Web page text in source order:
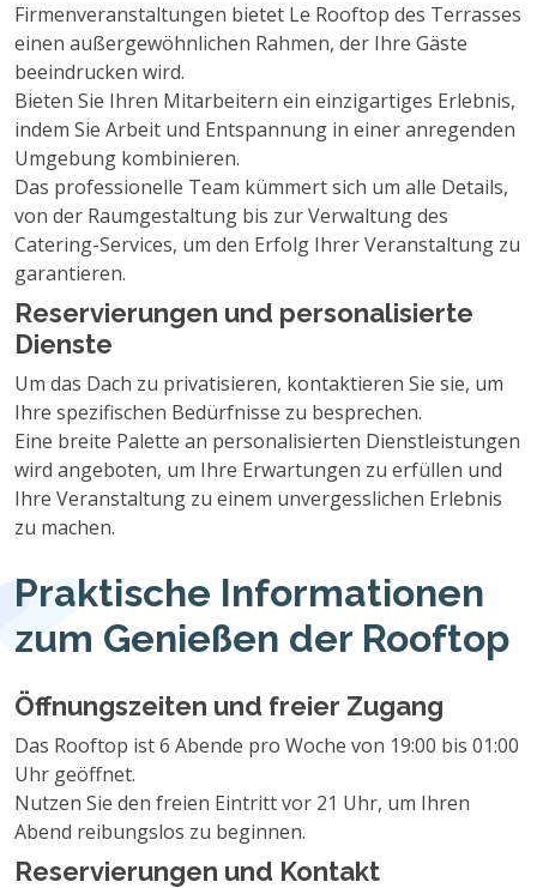
Firmenveranstaltungen bietet Le Rooftop des Terrasses
einen außergewöhnlichen Rahmen, der Ihre Gäste
beeindrucken wird.
Bieten Sie Ihren Mitarbeitern ein einzigartiges Erlebnis,
indem Sie Arbeit und Entspannung in einer anregenden
Umgebung kombinieren.
Das professionelle Team kümmert sich um alle Details,
von der Raumgestaltung bis zur Verwaltung des
Catering-Services, um den Erfolg Ihrer Veranstaltung zu
garantieren.
Reservierungen und personalisierte
Dienste
Um das Dach zu privatisieren, kontaktieren Sie sie, um
Ihre spezifischen Bedürfnisse zu besprechen.
Eine breite Palette an personalisierten Dienstleistungen
wird angeboten, um Ihre Erwartungen zu erfüllen und
Ihre Veranstaltung zu einem unvergesslichen Erlebnis
zu machen.
Praktische Informationen
zum Genießen der Rooftop
Öffnungszeiten und freier Zugang
Das Rooftop ist 6 Abende pro Woche von 19:00 bis 01:00
Uhr geöffnet.
Nutzen Sie den freien Eintritt vor 21 Uhr, um Ihren
Abend reibungslos zu beginnen.
Reservierungen und Kontakt